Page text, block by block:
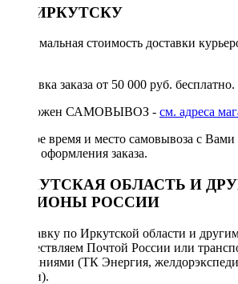
ПО ИРКУТСКУ
Минимальная стоимость доставки
Доставка заказа от 50 000 руб. бесплатно.
Возможен САМОВЫВОЗ - см. адреса
Точное время и место самовывоза с Вами
после оформления заказа.
ИРКУТСКАЯ ОБЛАСТЬ И
РЕГИОНЫ РОССИИ
Отправку по Иркутской области и
осуществляем Почтой России или
компаниями (ТК Энергия,
линии).